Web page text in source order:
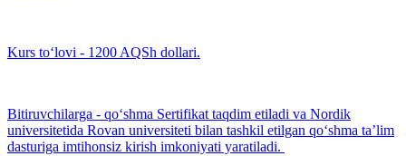
Kurs to‘lovi - 1200 AQSh dollari.
Bitiruvchilarga - qo‘shma Sertifikat taqdim etiladi va Nordik
universitetida Rovan universiteti bilan tashkil etilgan qo‘shma taʼlim
dasturiga imtihonsiz kirish imkoniyati yaratiladi.